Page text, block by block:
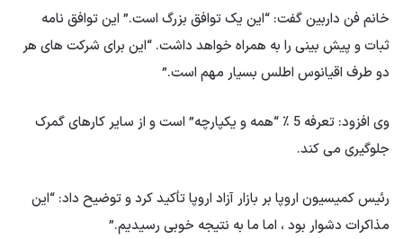
خانم فن داربین گفت: “این یک توافق بزرگ است.” این توافق نامه
ثبات و پیش بینی را به همراه خواهد داشت. “این برای شرکت های هر
دو طرف اقیانوس اطلس بسیار مهم است.”
وی افزود: تعرفه 5 ٪ “همه و یکپارچه” است و از سایر کارهای گمرک
جلوگیری می کند.
رئیس کمیسیون اروپا بر بازار آزاد اروپا تأکید کرد و توضیح داد: “این
مذاکرات دشوار بود ، اما ما به نتیجه خوبی رسیدیم.”